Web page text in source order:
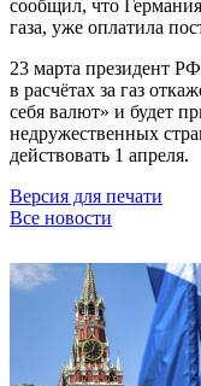
сообщил, что
газа, уже оплатила
23 марта президент
в расчётах за газ
себя валют» и будет
недружественных
действовать 1 апреля.
Версия для печати
Все новости